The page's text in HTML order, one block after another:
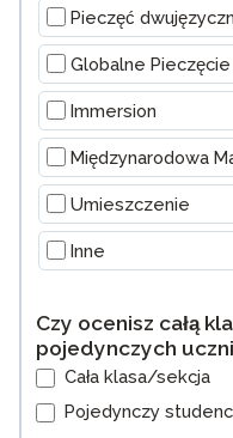
Pieczęć
Globalne
Immersion
Międzynarodowa
Umieszczenie
Inne
Inne
Czy ocenisz całą
pojedynczych
Cała klasa/sekcja
Pojedynczy